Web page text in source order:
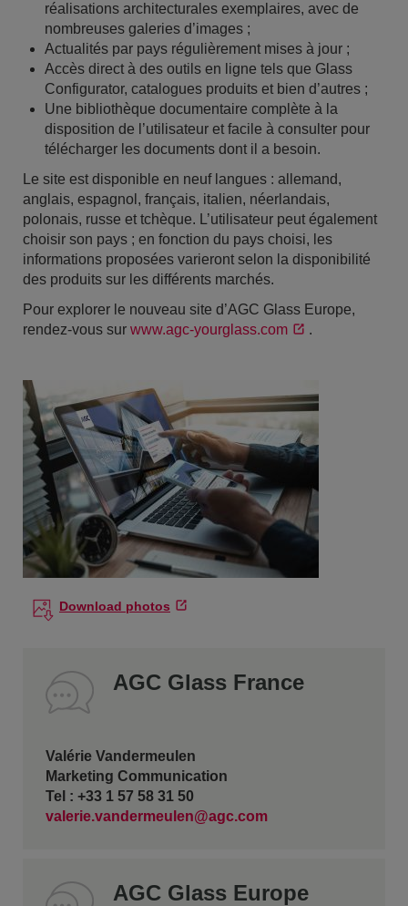
réalisations architecturales exemplaires, avec de
nombreuses galeries d’images ;
Actualités par pays régulièrement mises à jour ;
Accès direct à des outils en ligne tels que Glass
Configurator, catalogues produits et bien d’autres ;
Une bibliothèque documentaire complète à la
disposition de l’utilisateur et facile à consulter pour
télécharger les documents dont il a besoin.
Le site est disponible en neuf langues : allemand,
anglais, espagnol, français, italien, néerlandais,
polonais, russe et tchèque. L’utilisateur peut également
choisir son pays ; en fonction du pays choisi, les
informations proposées varieront selon la disponibilité
des produits sur les différents marchés.
Pour explorer le nouveau site d’AGC Glass Europe,
rendez-vous sur www.agc-yourglass.com .
Download photos
AGC Glass France
Valérie Vandermeulen
Marketing Communication
Tel : +33 1 57 58 31 50
valerie.vandermeulen@agc.com
AGC Glass Europe